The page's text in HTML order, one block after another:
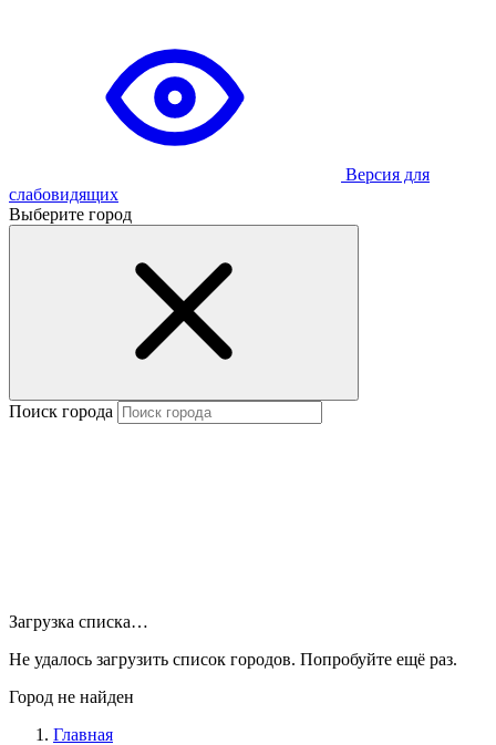
Версия для
слабовидящих
Выберите город
Поиск города
Загрузка списка…
Не удалось загрузить список городов. Попробуйте ещё раз.
Город не найден
Главная